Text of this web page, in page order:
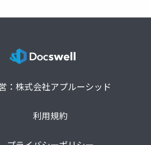
：株式会社アプルーシッド
利用規約